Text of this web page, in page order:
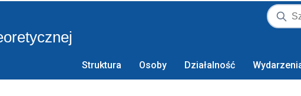
Struktura Osoby Działalność